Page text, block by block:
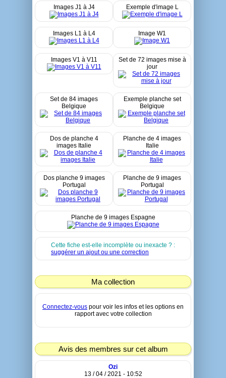
Images J1 à J4 Exemple d'image L
Images L1 à L4 Image W1
Images V1 à V11
Set de 72 images mise à
jour
Set de 84 images
Belgique
Exemple planche set
Belgique
Dos de planche 4
images Italie
Planche de 4 images
Italie
Dos planche 9 images
Portugal
Planche de 9 images
Portugal
Planche de 9 images Espagne
Cette fiche est-elle incomplète ou inexacte ? :
suggérer un ajout ou une correction
Ma collection
Connectez-vous pour voir les infos et les options en
rapport avec votre collection
Avis des membres sur cet album
Ozi
13 / 04 / 2021 - 10:52